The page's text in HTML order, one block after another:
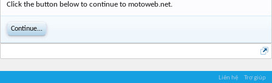
Click the button below to continue to motoweb.net.
Continue...
Liên hệ Trợ giúp